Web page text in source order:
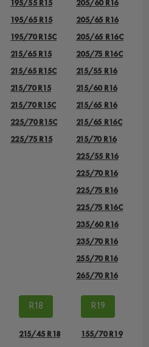
195/55 R15
195/65 R15
195/70 R15C
215/65 R15
215/65 R15C
215/70 R15
215/70 R15C
225/70 R15C
225/75 R15
205/60 R16
205/65 R16
205/65 R16C
205/75 R16C
215/55 R16
215/60 R16
215/65 R16
215/65 R16C
215/70 R16
225/55 R16
225/70 R16
225/75 R16
225/75 R16C
235/60 R16
235/70 R16
255/70 R16
265/70 R16
R18
215/45 R18
R19
155/70 R19